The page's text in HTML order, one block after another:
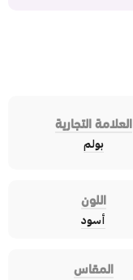
العلامة التجارية
بولم
اللون
أسود
المقاس